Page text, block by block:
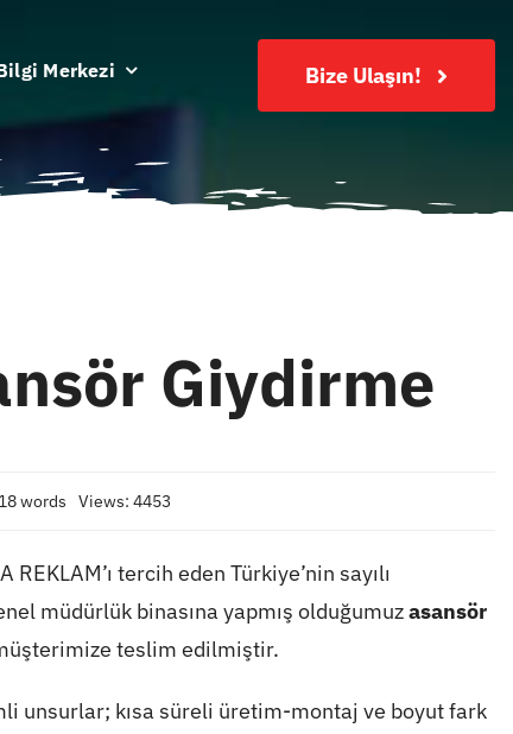
Merkezi Bize Ulaşın!
Giydirme
words Views: 4453
REKLAM’ı tercih eden Türkiye’nin sayılı
müdürlük binasına yapmış olduğumuzasansör
teslim edilmiştir.
unsurlar; kısa süreli üretim-montaj ve boyut fark